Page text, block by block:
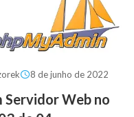
8 de junho de 2022
Servidor Web no